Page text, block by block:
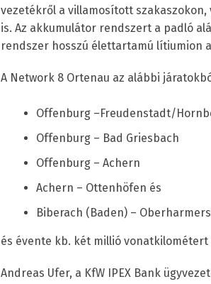
vezetékről a villamosított
is. Az akkumulátor rendszert a padló
rendszer hosszú élettartamú lítiumion
A Network 8 Ortenau az alábbi
Offenburg –Freudenstadt/
Offenburg – Bad Griesbach
Offenburg – Achern
Achern – Ottenhöfen és
Biberach (Baden) –
és évente kb. két millió vonatkilométert
Andreas Ufer, a KfW IPEX Bank